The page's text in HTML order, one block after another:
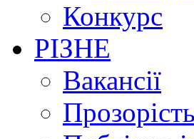
Конкурс
РІЗНЕ
Вакансії